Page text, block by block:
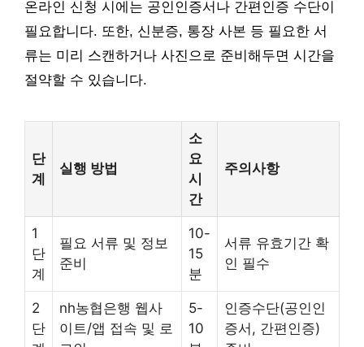
온라인 신청 시에는 공인인증서나 간편인증 수단이
필요합니다. 또한, 신분증, 통장 사본 등 필요한 서
류는 미리 스캔하거나 사진으로 준비해두면 시간을
절약할 수 있습니다.
단
계
실행 방법
소
요
시
간
주의사항
1
단
계
필요 서류 및 정보
준비
10-
15
분
서류 유효기간 확
인 필수
2
단
nh농협은행 웹사
이트/앱 접속 및 로
5-
10
인증수단(공인인
증서, 간편인증)